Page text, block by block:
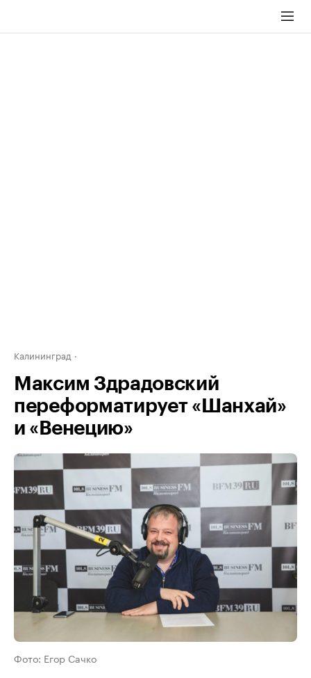
Калининград
Максим Здрадовский
переформатирует «Шанхай»
и «Венецию»
Фото: Егор Сачко